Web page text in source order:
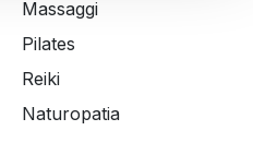
Massaggi
Pilates
Reiki
Naturopatia